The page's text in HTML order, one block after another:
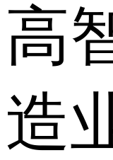
高
造